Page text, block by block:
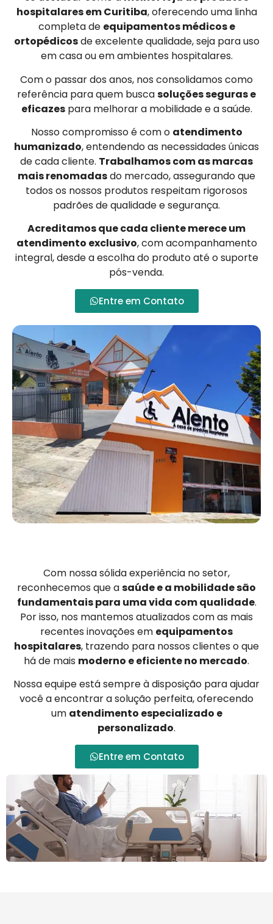
hospitalares em Curitiba, oferecendo uma linha
completa de equipamentos médicos e
ortopédicosde excelente qualidade, seja para uso
em casa ou em ambientes hospitalares.
Com o passar dos anos, nos consolidamos como
referência para quem buscasoluções seguras e
eficazespara melhorar a mobilidade e a saúde.
Nosso compromisso é com o atendimento
humanizado, entendendo as necessidades únicas
de cada cliente. Trabalhamos com as marcas
mais renomadasdo mercado, assegurando que
todos os nossos produtos respeitam rigorosos
padrões de qualidade e segurança.
Acreditamos que cada cliente merece um
atendimento exclusivo, com acompanhamento
integral, desde a escolha do produto até o suporte
pós-venda.
Entre em Contato
Com nossa sólida experiência no setor,
reconhecemos que asaúde e a mobilidade são
fundamentais para uma vida com qualidade.
Por isso, nos mantemos atualizados com as mais
recentes inovações em equipamentos
hospitalares, trazendo para nossos clientes o que
há de mais moderno e eficiente no mercado.
Nossa equipe está sempre à disposição para ajudar
você a encontrar a solução perfeita, oferecendo
um atendimento especializado e
personalizado.
Entre em Contato